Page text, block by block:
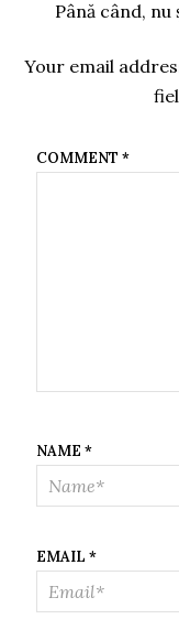
Până când, nu
Your email
COMMENT *
NAME *
EMAIL *